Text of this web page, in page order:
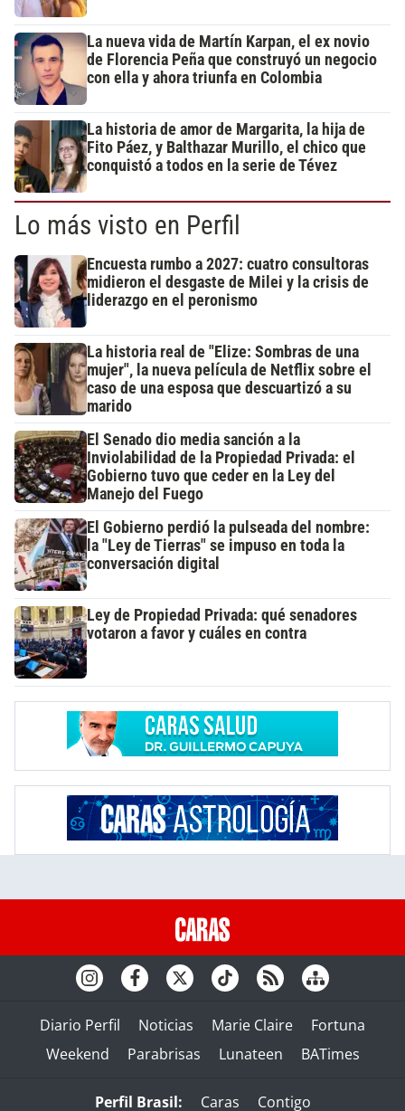
La nueva vida de Martín Karpan, el ex novio
de Florencia Peña que construyó un negocio
con ella y ahora triunfa en Colombia
La historia de amor de Margarita, la hija de
Fito Páez, y Balthazar Murillo, el chico que
conquistó a todos en la serie de Tévez
Lo más visto en Perfil
Encuesta rumbo a 2027: cuatro consultoras
midieron el desgaste de Milei y la crisis de
liderazgo en el peronismo
La historia real de "Elize: Sombras de una
mujer", la nueva película de Netflix sobre el
caso de una esposa que descuartizó a su
marido
El Senado dio media sanción a la
Inviolabilidad de la Propiedad Privada: el
Gobierno tuvo que ceder en la Ley del
Manejo del Fuego
El Gobierno perdió la pulseada del nombre:
la "Ley de Tierras" se impuso en toda la
conversación digital
Ley de Propiedad Privada: qué senadores
votaron a favor y cuáles en contra
Diario Perfil Noticias Marie Claire
Fortuna
Weekend
Parabrisas Lunateen BATimes
Perfil Brasil: Caras Contigo